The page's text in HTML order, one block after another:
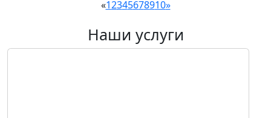
«12345678910»
Наши услуги